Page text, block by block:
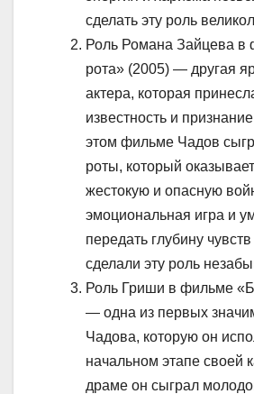
сделать эту роль
Роль Романа Зайцева в
рота» (2005) — другая
актера, которая
известность и
этом фильме Чадов
роты, который
жестокую и опасную
эмоциональная игра и
передать глубину
сделали эту роль
Роль Гриши в фильме
— одна из первых
Чадова, которую он
начальном этапе своей
драме он сыграл